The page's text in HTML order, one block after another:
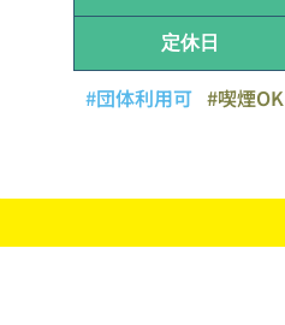
定休日
#団体利用可 #喫煙OK